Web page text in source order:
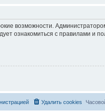
возможности.
ознакомиться с правилами и
Удалить cookies